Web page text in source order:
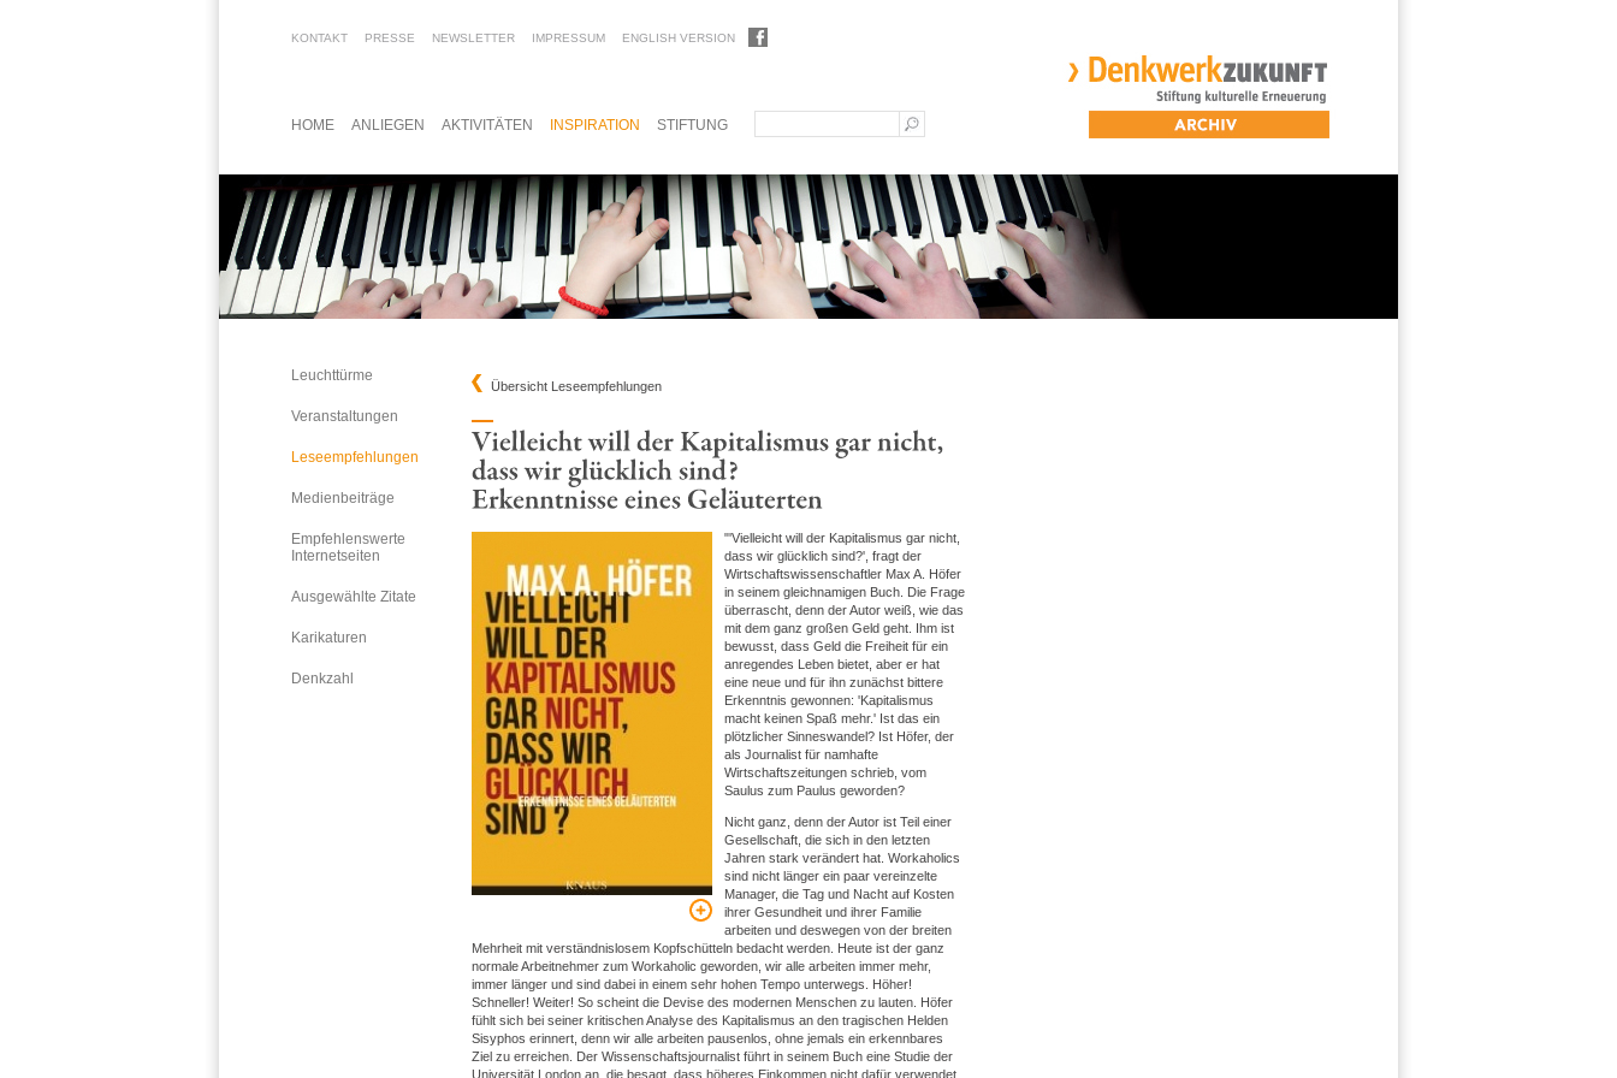
HOME ANLIEGEN AKTIVITÄTEN INSPIRATION STIFTUNG
Leuchttürme
Veranstaltungen
Leseempfehlungen
Medienbeiträge
Empfehlenswerte
Internetseiten
Ausgewählte Zitate
Karikaturen
Denkzahl
Übersicht Leseempfehlungen
"'Vielleicht will der Kapitalismus gar nicht,
dass wir glücklich sind?', fragt der
Wirtschaftswissenschaftler Max A. Höfer
in seinem gleichnamigen Buch. Die Frage
überrascht, denn der Autor weiß, wie das
mit dem ganz großen Geld geht. Ihm ist
bewusst, dass Geld die Freiheit für ein
anregendes Leben bietet, aber er hat
eine neue und für ihn zunächst bittere
Erkenntnis gewonnen: 'Kapitalismus
macht keinen Spaß mehr.' Ist das ein
plötzlicher Sinneswandel? Ist Höfer, der
als Journalist für namhafte
Wirtschaftszeitungen schrieb, vom
Saulus zum Paulus geworden?
Nicht ganz, denn der Autor ist Teil einer
Gesellschaft, die sich in den letzten
Jahren stark verändert hat. Workaholics
sind nicht länger ein paar vereinzelte
Manager, die Tag und Nacht auf Kosten
ihrer Gesundheit und ihrer Familie
arbeiten und deswegen von der breiten
Mehrheit mit verständnislosem Kopfschütteln bedacht werden. Heute ist der ganz
normale Arbeitnehmer zum Workaholic geworden, wir alle arbeiten immer mehr,
immer länger und sind dabei in einem sehr hohen Tempo unterwegs. Höher!
Schneller! Weiter! So scheint die Devise des modernen Menschen zu lauten. Höfer
fühlt sich bei seiner kritischen Analyse des Kapitalismus an den tragischen Helden
Sisyphos erinnert, denn wir alle arbeiten pausenlos, ohne jemals ein erkennbares
Ziel zu erreichen. Der Wissenschaftsjournalist führt in seinem Buch eine Studie der
Universität London an, die besagt, dass höheres Einkommen nicht dafür verwendet
KONTAKT PRESSE NEWSLETTER IMPRESSUM ENGLISH VERSION